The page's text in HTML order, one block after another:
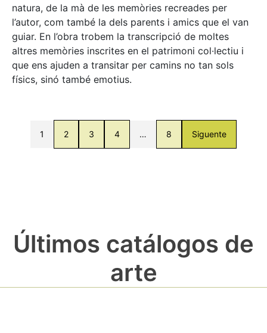
natura, de la mà de les memòries recreades per
l’autor, com també la dels parents i amics que el van
guiar. En l’obra trobem la transcripció de moltes
altres memòries inscrites en el patrimoni col·lectiu i
que ens ajuden a transitar per camins no tan sols
físics, sinó també emotius.
1 2 3 4 … 8 Siguente
Últimos catálogos de
arte